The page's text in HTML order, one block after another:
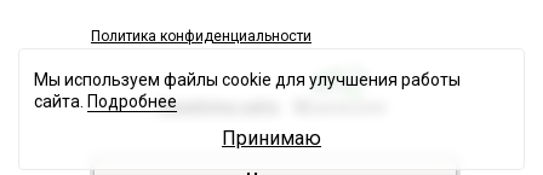
Политика конфиденциальности
Разработка сайта
Мы используем файлы cookie для улучшения работы
сайта. Подробнее
Принимаю